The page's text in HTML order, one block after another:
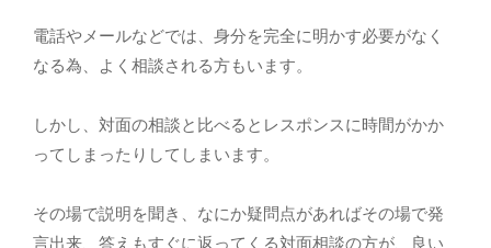
電話やメールなどでは、身分を完全に明かす必要がなく
なる為、よく相談される方もいます。
しかし、対面の相談と比べるとレスポンスに時間がかか
ってしまったりしてしまいます。
その場で説明を聞き、なにか疑問点があればその場で発
言出来、答えもすぐに返ってくる対面相談の方が、良い